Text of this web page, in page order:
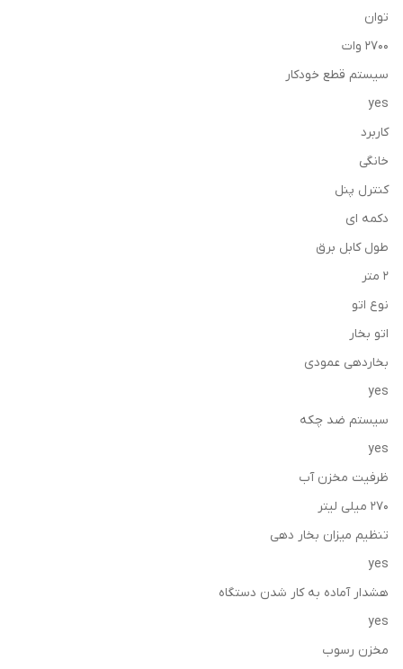
توان
2700 وات
سیستم قطع خودکار
yes
کاربرد
خانگی
کنترل پنل
دکمه ای
طول کابل برق
2 متر
نوع اتو
اتو بخار
بخاردهی عمودی
yes
سیستم ضد چکه
yes
ظرفیت مخزن آب
270 میلی لیتر
تنظیم میزان بخار دهی
yes
هشدار آماده به کار شدن دستگاه
yes
مخزن رسوب